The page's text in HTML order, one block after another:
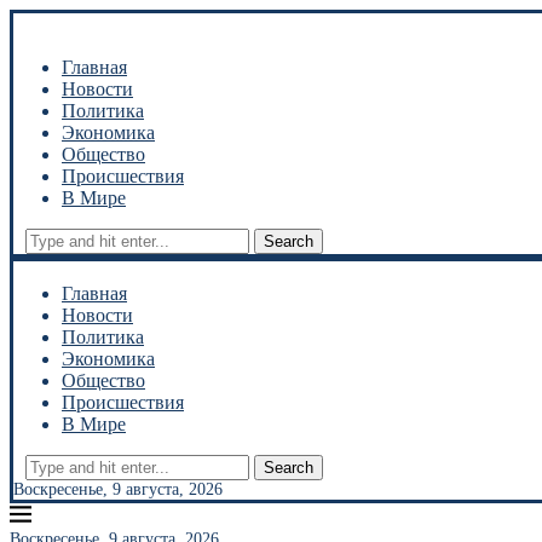
Главная
Новости
Политика
Экономика
Общество
Происшествия
В Мире
Search
Главная
Новости
Политика
Экономика
Общество
Происшествия
В Мире
Search
Воскресенье, 9 августа, 2026